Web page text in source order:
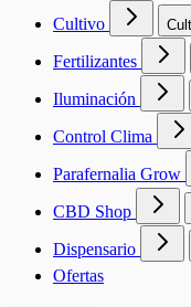
Cultivo
Fertilizantes
Iluminación
Control Clima
Parafernalia Grow
CBD Shop
Dispensario
Ofertas